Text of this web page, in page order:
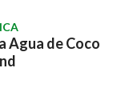
Agua de Coco